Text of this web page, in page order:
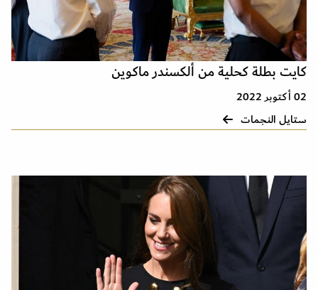
كايت بطلة كحلية من ألكسندر ماكوين
02 أكتوبر 2022
ستايل النجمات